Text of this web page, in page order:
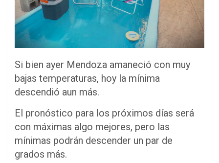
Si bien ayer Mendoza amaneció con muy
bajas temperaturas, hoy la mínima
descendió aun más.
El pronóstico para los próximos días será
con máximas algo mejores, pero las
mínimas podrán descender un par de
grados más.